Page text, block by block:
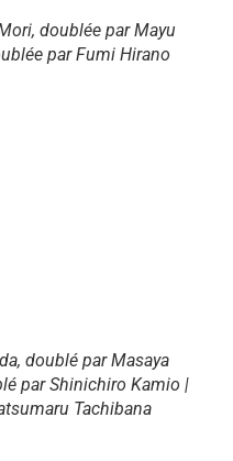
doublée par Mayu
par Fumi Hirano
doublé par Masaya
par Shinichiro Kamio |
Tachibana